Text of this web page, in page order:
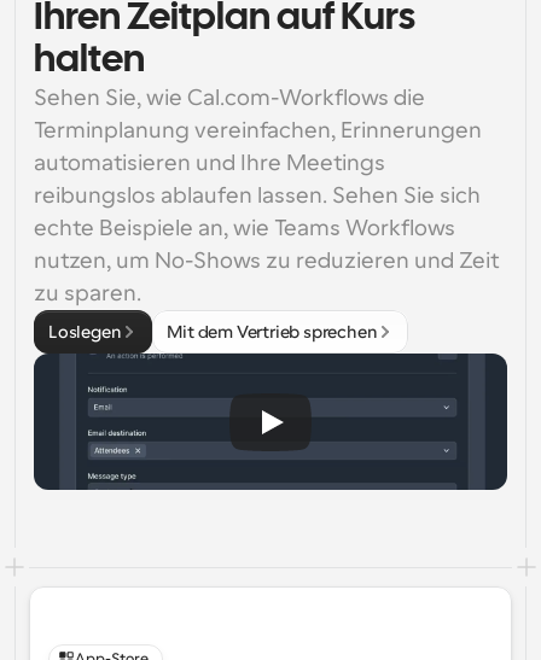
Ihren Zeitplan auf Kurs
halten
Sehen Sie, wie Cal.com-Workflows die
Terminplanung vereinfachen, Erinnerungen
automatisieren und Ihre Meetings
reibungslos ablaufen lassen. Sehen Sie sich
echte Beispiele an, wie Teams Workflows
nutzen, um No-Shows zu reduzieren und Zeit
zu sparen.
Loslegen Mit dem Vertrieb sprechen